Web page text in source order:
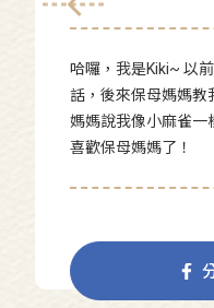
哈囉，我是Kiki~ 以
話，後來保母媽媽教
媽媽說我像小麻雀一
喜歡保母媽媽了！